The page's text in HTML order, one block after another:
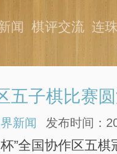
闻 棋评交流 连
五子棋比赛
新闻 发布时间：
”全国协作区五